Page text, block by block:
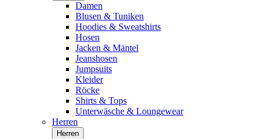
Damen
Blusen & Tuniken
Hoodies & Sweatshirts
Hosen
Jacken & Mäntel
Jeanshosen
Jumpsuits
Kleider
Röcke
Shirts & Tops
Unterwäsche & Loungewear
Herren
Herren